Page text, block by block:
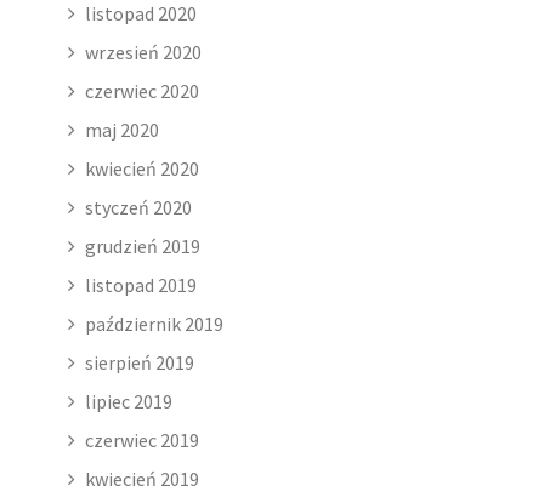
listopad 2020
wrzesień 2020
czerwiec 2020
maj 2020
kwiecień 2020
styczeń 2020
grudzień 2019
listopad 2019
październik 2019
sierpień 2019
lipiec 2019
czerwiec 2019
kwiecień 2019